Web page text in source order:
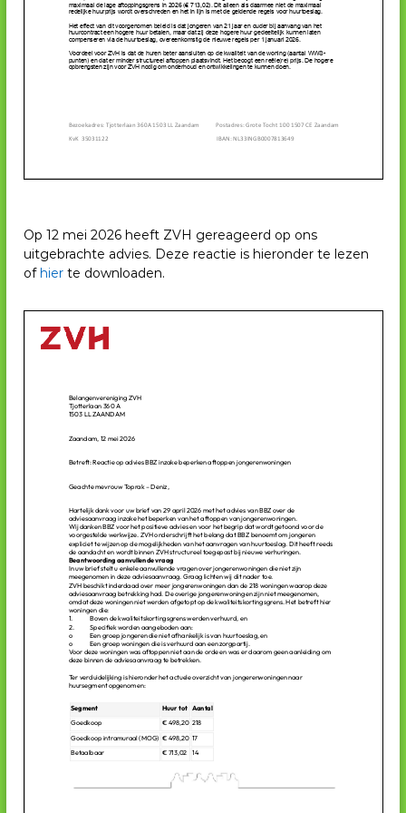
Op 12 mei 2026 heeft ZVH gereageerd op ons
uitgebrachte advies. Deze reactie is hieronder te lezen
ofhier te downloaden.